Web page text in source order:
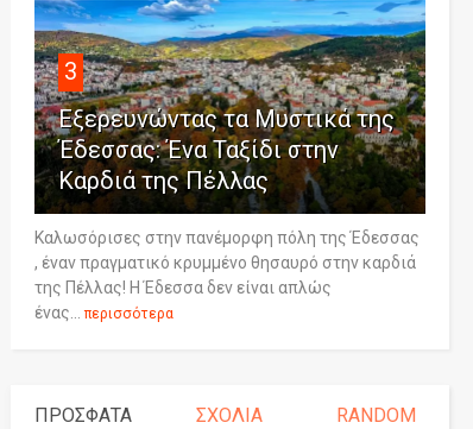
3
Εξερευνώντας τα Μυστικά της
Έδεσσας: Ένα Ταξίδι στην
Καρδιά της Πέλλας
Καλωσόρισες στην πανέμορφη πόλη της Έδεσσας
, έναν πραγματικό κρυμμένο θησαυρό στην καρδιά
της Πέλλας! Η Έδεσσα δεν είναι απλώς
ένας...
περισσότερα
ΠΡΟΣΦΑΤΑ ΣΧΟΛΙΑ RANDOM